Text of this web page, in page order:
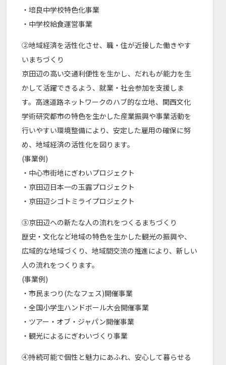
・培良中学校特色化事業
・中学校給食運営事業
②地域経済を活性化させ、職・住が近接した働きやす
いまちづくり
京⽥辺の⾼い交通利便性を⽣かし、だれもが能⼒を⽣
かして活躍できるよう、就業・社会参加を⽀援しま
す。⾼速道路ネットワークのハブ的な立地、関⻄⽂化
学術研究都市の特色を生かした産業振興や事業活動を
行いやすい環境整備により、安定した雇用の確保に努
め、地域経済の活性化を図ります。
(事業例)
・中心市街地にぎわいプロジェクト
・京田辺日本一の玉露プロジェクト
・京田辺シゴトミライプロジェクト
③京田辺への新たな人の流れをつくるまちづくり
歴史・文化など地域の特色を生かした観光の振興や、
広域的な地域づくり、地域間交流の推進により、新しい
人の流れをつくります。
(事業例)
・市民まつり(たなフェス)開催事業
・全国小学生ハンドボール大会開催事業
・ツアー・オブ・ジャパン開催事業
・観光によるにぎわいづくり事業
④持続可能で個性と魅力にあふれ、安心して暮らせる